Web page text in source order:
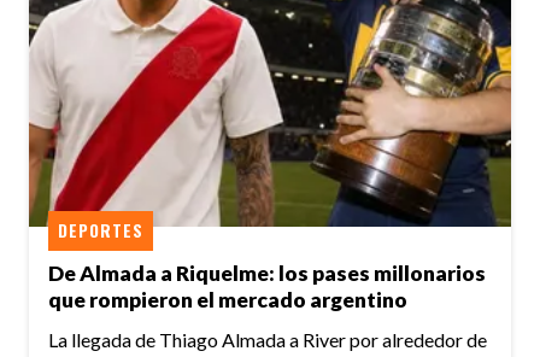
De Almada a Riquelme: los pases millonarios
que rompieron el mercado argentino
DEPORTES
La llegada de Thiago Almada a River por alrededor de